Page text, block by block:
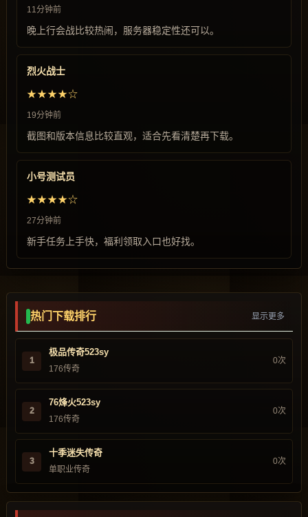
11分钟前
晚上行会战比较热闹，服务器稳定性还可以。
烈火战士
★★★★☆
19分钟前
截图和版本信息比较直观，适合先看清楚再下载。
小号测试员
★★★★☆
27分钟前
新手任务上手快，福利领取入口也好找。
热门下载排行 显示更多
1
极品传奇523sy
176传奇
0次
2
76烽火523sy
176传奇
0次
3
十季迷失传奇
单职业传奇
0次